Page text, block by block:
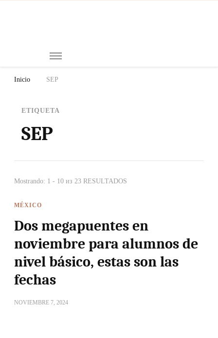
Inicio SEP
ETIQUETA
SEP
Mostrando: 1 - 10 из 23 RESULTADOS
MÉXICO
Dos megapuentes en
noviembre para alumnos de
nivel básico, estas son las
fechas
NOVIEMBRE 7, 2024